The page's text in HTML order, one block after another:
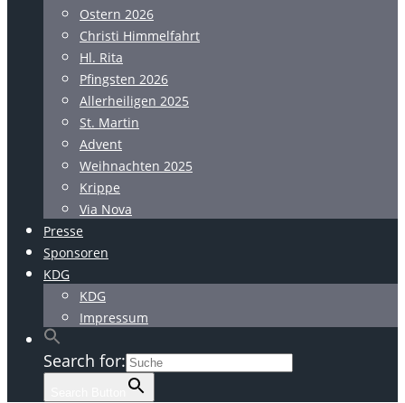
Ostern 2026
Christi Himmelfahrt
Hl. Rita
Pfingsten 2026
Allerheiligen 2025
St. Martin
Advent
Weihnachten 2025
Krippe
Via Nova
Presse
Sponsoren
KDG
KDG
Impressum
Search for: